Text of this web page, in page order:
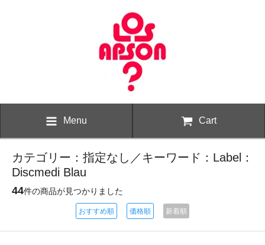
Menu Cart
カテゴリー：指定なし／キーワード：Label：
Discmedi Blau
44件の商品が見つかりました
おすすめ順 価格順 新着順